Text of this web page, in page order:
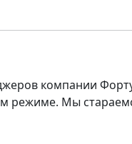
компании
режиме. Мы